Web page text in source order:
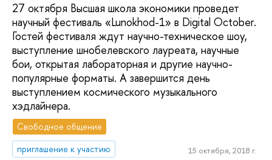
27 октября Высшая школа экономики проведет
научный фестиваль «Lunokhod-1» в Digital October.
Гостей фестиваля ждут научно-техническое шоу,
выступление шнобелевского лауреата, научные
бои, открытая лабораторная и другие научно-
популярные форматы. А завершится день
выступлением космического музыкального
хэдлайнера.
Свободное общение
приглашение к участию
15 октября, 2018 г.